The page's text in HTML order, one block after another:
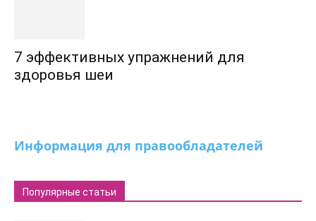
7 эффективных упражнений для
здоровья шеи
Информация для правообладателей
Популярные статьи